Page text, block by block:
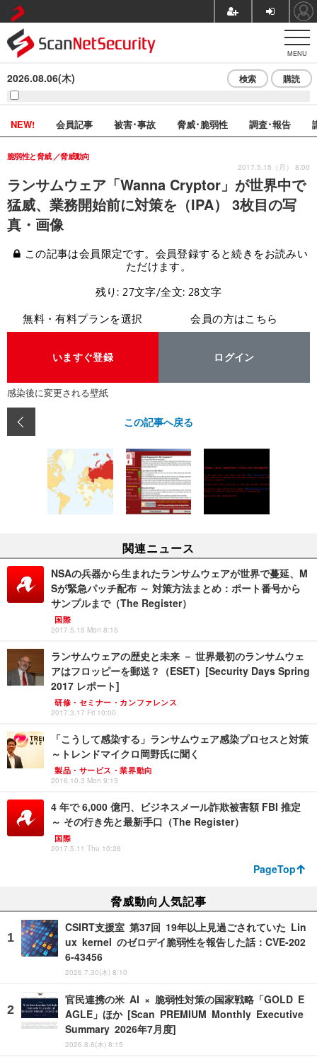
MENU
2026.08.06(木) 検索 購読
NEW! 会員記事 被害･事故 脅威･脆弱性 調査･報告
ランサムウェア「Wanna Cryptor」が世界中で
猛威、業務開始前に対策を（IPA） 3枚目の写
真・画像
脆弱性と脅威 脅威動向
2017.5.15（月） 8:00
この記事は会員限定です。会員登録すると続きをお読みい
ただけます。
残り: 27文字/全文: 28文字
無料・有料プランを選択
いますぐ登録
会員の方はこちら
ログイン
感染後に変更される壁紙
この記事へ戻る
関連ニュース
NSAの兵器から生まれたランサムウェアが世界で蔓延、M
Sが緊急パッチ配布 ～ 対策方法まとめ：ポート番号から
サンプルまで（The Register）
国際
2017.5.15 Mon 8:15
ランサムウェアの歴史と未来 － 世界最初のランサムウェ
アはフロッピーを郵送？（ESET）[Security Days Spring
2017 レポート]
研修・セミナー・カンファレンス
2017.3.17 Fri 10:00
「こうして感染する」ランサムウェア感染プロセスと対策
～トレンドマイクロ岡野氏に聞く
製品・サービス・業界動向
2016.10.3 Mon 9:15
4 年で 6,000 億円、ビジネスメール詐欺被害額 FBI 推定
～ その行き先と最新手口（The Register）
国際
2017.5.11 Thu 10:26
PageTop
脅威動向人気記事
CSIRT支援室 第37回 19年以上見過ごされていた Lin
ux kernel のゼロデイ脆弱性を報告した話：CVE-202
6-43456
2026.7.30(木) 8:10
官民連携の米 AI × 脆弱性対策の国家戦略「GOLD E
AGLE」ほか [Scan PREMIUM Monthly Executive
Summary 2026年7月度]
2026.8.6(木) 8:15